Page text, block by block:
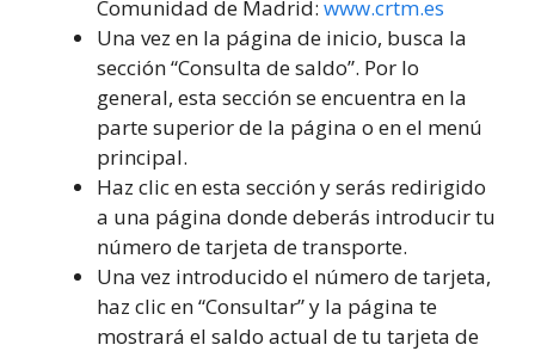
Comunidad de Madrid: www.crtm.es
Una vez en la página de inicio, busca la
sección “Consulta de saldo”. Por lo
general, esta sección se encuentra en la
parte superior de la página o en el menú
principal.
Haz clic en esta sección y serás redirigido
a una página donde deberás introducir tu
número de tarjeta de transporte.
Una vez introducido el número de tarjeta,
haz clic en “Consultar” y la página te
mostrará el saldo actual de tu tarjeta de